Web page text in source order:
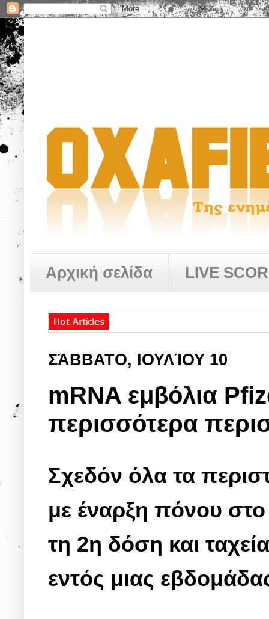
Αρχική σελίδα LIVE
ΣΆΒΒΑΤΟ, ΙΟΥΛΊΟΥ 10
mRNA εμβόλια
περισσότερα
Σχεδόν όλα τα
με έναρξη πόνου
τη 2η δόση και
εντός μιας